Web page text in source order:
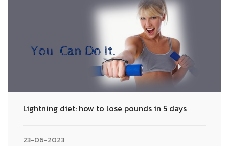
Lightning diet: how to lose pounds in 5 days
23-06-2023